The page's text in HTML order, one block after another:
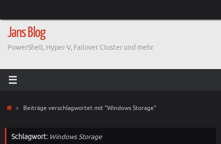
springen
Jans Blog
PowerShell, Hyper-V, Failover Cluster und mehr
StartBeiträge verschlagwortet mit "Windows Storage"
Schlagwort: Windows Storage